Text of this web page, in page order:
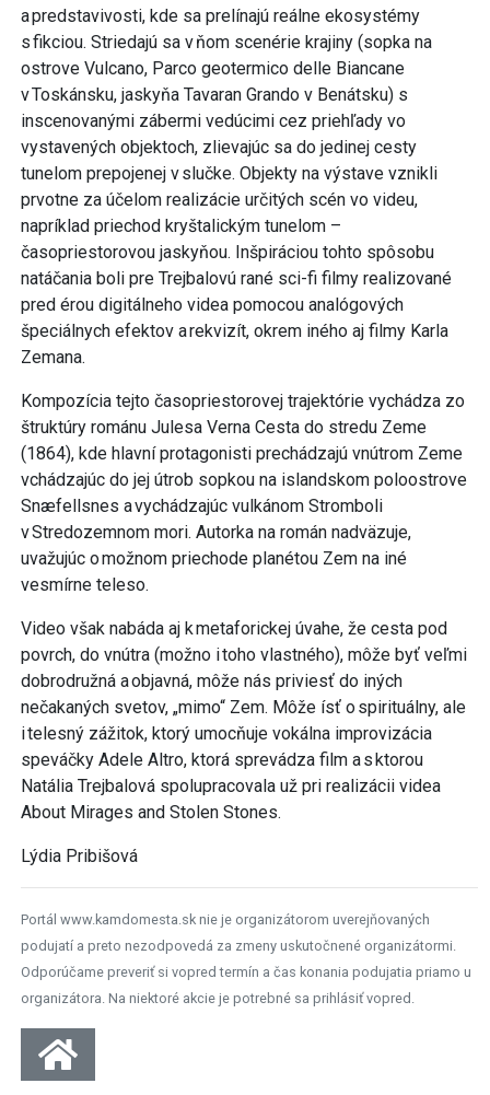
a predstavivosti, kde sa prelínajú reálne ekosystémy
s fikciou. Striedajú sa v ňom scenérie krajiny (sopka na
ostrove Vulcano, Parco geotermico delle Biancane
v Toskánsku, jaskyňa Tavaran Grando v Benátsku) s
inscenovanými zábermi vedúcimi cez priehľady vo
vystavených objektoch, zlievajúc sa do jedinej cesty
tunelom prepojenej v slučke. Objekty na výstave vznikli
prvotne za účelom realizácie určitých scén vo videu,
napríklad priechod kryštalickým tunelom –
časopriestorovou jaskyňou. Inšpiráciou tohto spôsobu
natáčania boli pre Trejbalovú rané sci-fi filmy realizované
pred érou digitálneho videa pomocou analógových
špeciálnych efektov a rekvizít, okrem iného aj filmy Karla
Zemana.
Kompozícia tejto časopriestorovej trajektórie vychádza zo
štruktúry románu Julesa Verna Cesta do stredu Zeme
(1864), kde hlavní protagonisti prechádzajú vnútrom Zeme
vchádzajúc do jej útrob sopkou na islandskom poloostrove
Snæfellsnes a vychádzajúc vulkánom Stromboli
v Stredozemnom mori. Autorka na román nadväzuje,
uvažujúc o možnom priechode planétou Zem na iné
vesmírne teleso.
Video však nabáda aj k metaforickej úvahe, že cesta pod
povrch, do vnútra (možno i toho vlastného), môže byť veľmi
dobrodružná a objavná, môže nás priviesť do iných
nečakaných svetov, „mimo“ Zem. Môže ísť o spirituálny, ale
i telesný zážitok, ktorý umocňuje vokálna improvizácia
speváčky Adele Altro, ktorá sprevádza film a s ktorou
Natália Trejbalová spolupracovala už pri realizácii videa
About Mirages and Stolen Stones.
Lýdia Pribišová
Portál www.kamdomesta.sk nie je organizátorom uverejňovaných
podujatí a preto nezodpovedá za zmeny uskutočnené organizátormi.
Odporúčame preveriť si vopred termín a čas konania podujatia priamo u
organizátora. Na niektoré akcie je potrebné sa prihlásiť vopred.